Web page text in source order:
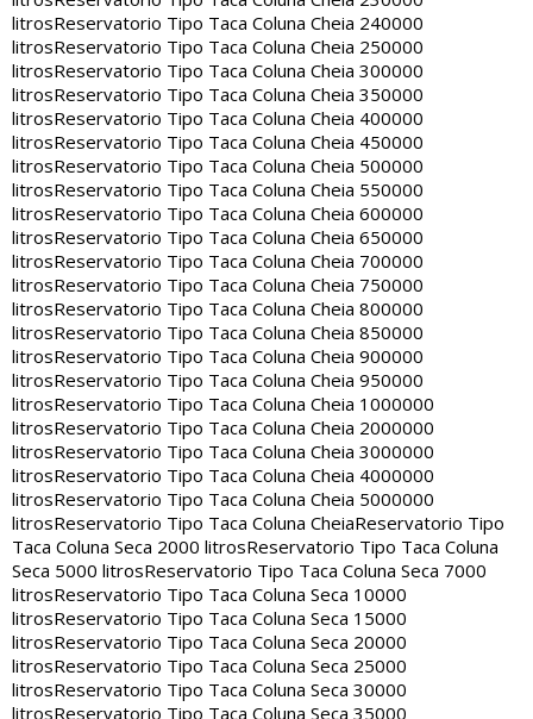
litrosReservatorio Tipo Taca Coluna Cheia 240000
litrosReservatorio Tipo Taca Coluna Cheia 250000
litrosReservatorio Tipo Taca Coluna Cheia 300000
litrosReservatorio Tipo Taca Coluna Cheia 350000
litrosReservatorio Tipo Taca Coluna Cheia 400000
litrosReservatorio Tipo Taca Coluna Cheia 450000
litrosReservatorio Tipo Taca Coluna Cheia 500000
litrosReservatorio Tipo Taca Coluna Cheia 550000
litrosReservatorio Tipo Taca Coluna Cheia 600000
litrosReservatorio Tipo Taca Coluna Cheia 650000
litrosReservatorio Tipo Taca Coluna Cheia 700000
litrosReservatorio Tipo Taca Coluna Cheia 750000
litrosReservatorio Tipo Taca Coluna Cheia 800000
litrosReservatorio Tipo Taca Coluna Cheia 850000
litrosReservatorio Tipo Taca Coluna Cheia 900000
litrosReservatorio Tipo Taca Coluna Cheia 950000
litrosReservatorio Tipo Taca Coluna Cheia 1000000
litrosReservatorio Tipo Taca Coluna Cheia 2000000
litrosReservatorio Tipo Taca Coluna Cheia 3000000
litrosReservatorio Tipo Taca Coluna Cheia 4000000
litrosReservatorio Tipo Taca Coluna Cheia 5000000
litrosReservatorio Tipo Taca Coluna CheiaReservatorio Tipo
Taca Coluna Seca 2000 litrosReservatorio Tipo Taca Coluna
Seca 5000 litrosReservatorio Tipo Taca Coluna Seca 7000
litrosReservatorio Tipo Taca Coluna Seca 10000
litrosReservatorio Tipo Taca Coluna Seca 15000
litrosReservatorio Tipo Taca Coluna Seca 20000
litrosReservatorio Tipo Taca Coluna Seca 25000
litrosReservatorio Tipo Taca Coluna Seca 30000
litrosReservatorio Tipo Taca Coluna Seca 35000